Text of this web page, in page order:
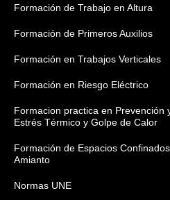
Formación de Trabajo en Altura
Formación de Primeros Auxilios
Formación en Trabajos Verticales
Formación en Riesgo Eléctrico
Formacion practica en Prevención
Estrés Térmico y Golpe de Calor
Formación de Espacios Confinados
Amianto
Normas UNE